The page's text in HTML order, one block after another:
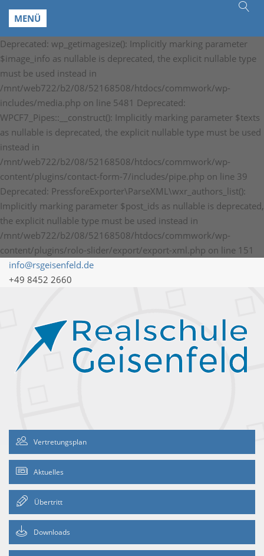
MENÜ
Deprecated: wp_getimagesize(): Implicitly marking parameter
$image_info as nullable is deprecated, the explicit nullable type
must be used instead in
/mnt/web722/b2/08/52168508/htdocs/commwork/wp-
includes/media.php on line 5481 Deprecated:
WPCF7_Pipes::__construct(): Implicitly marking parameter $texts
as nullable is deprecated, the explicit nullable type must be used
instead in
/mnt/web722/b2/08/52168508/htdocs/commwork/wp-
content/plugins/contact-form-7/includes/pipe.php on line 39
Deprecated: PressforeExporter\ParseXML\wxr_authors_list():
Implicitly marking parameter $post_ids as nullable is deprecated,
the explicit nullable type must be used instead in
/mnt/web722/b2/08/52168508/htdocs/commwork/wp-
content/plugins/rolo-slider/export/export-xml.php on line 151
info@rsgeisenfeld.de
+49 8452 2660
Vertretungsplan
Aktuelles
Übertritt
Downloads